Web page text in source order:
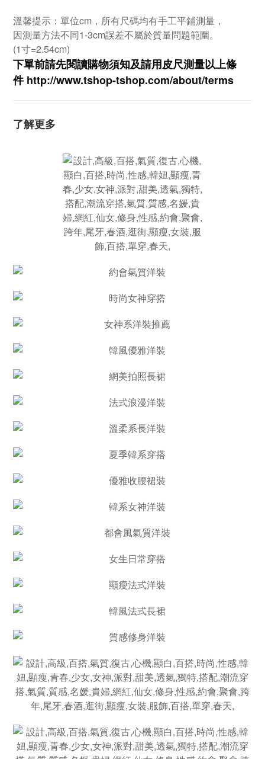
溫馨提示：單位cm，所有尺碼均有手工平鋪測量，
因測量方法不同1-3cm誤差不屬於質量問題範圍。
(1寸=2.54cm)
下單前請先閱讀購物須知及請用皮尺測量以上條
件 http://www.tshop-tshop.com/about/terms
了解更多